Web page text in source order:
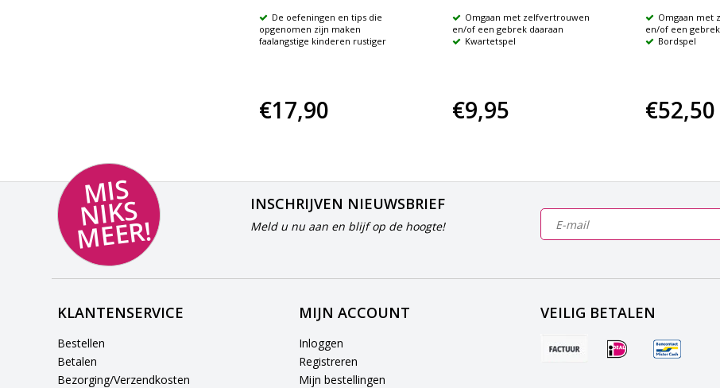
De oefeningen en tips die
opgenomen zijn maken
faalangstige kinderen rustiger
€17,90
Omgaan met zelfvertrouwen
en/of een gebrek daaraan
Kwartetspel
€9,95
Omgaan met
en/of een
Bordspel
€52,50
MI
S
NI
K
S
M
E
E
R!
INSCHRIJVEN NIEUWSBRIEF
Meld u nu aan en blijf op de hoogte!
KLANTENSERVICE
Bestellen
Betalen
Bezorging/Verzendkosten
MIJN ACCOUNT
Inloggen
Registreren
Mijn bestellingen
VEILIG BETALEN